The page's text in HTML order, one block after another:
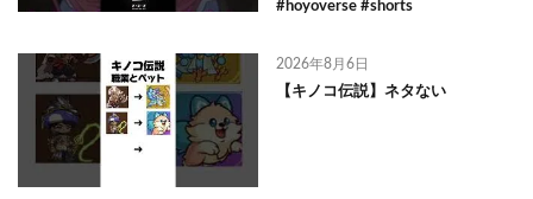
#hoyoverse #shorts
2026年8月6日
【キノコ伝説】ネタない